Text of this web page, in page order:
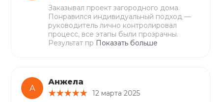
Заказывал проект загородного дома.
Понравился индивидуальный подход —
руководитель лично контролировал
процесс, все этапы были прозрачны.
Результат пр Показать больше
А
Анжела
12 марта 2025